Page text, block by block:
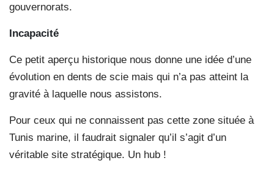
gouvernorats.
Incapacité
Ce petit aperçu historique nous donne une idée d’une
évolution en dents de scie mais qui n’a pas atteint la
gravité à laquelle nous assistons.
Pour ceux qui ne connaissent pas cette zone située à
Tunis marine, il faudrait signaler qu’il s’agit d’un
véritable site stratégique. Un hub !